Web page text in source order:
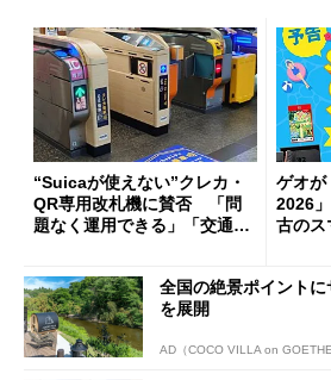
“Suicaが使えない”クレカ・
QR専用改札機に賛否 「問
題なく運用できる」「交通系I
ゲオが
2026
古のス
全国の絶景ポイント
を展開
AD（COCO VILLA on GOETHE